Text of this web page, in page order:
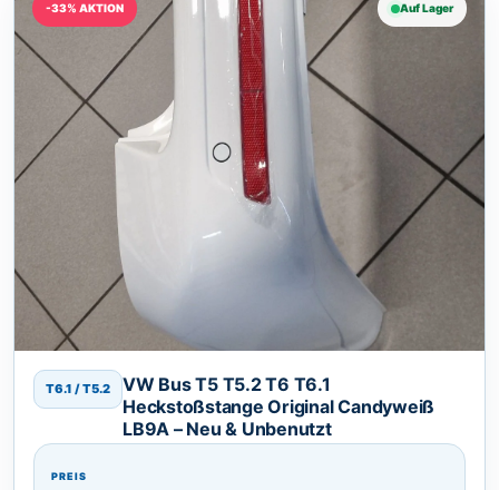
-33% AKTION Auf Lager
T6.1 / T5.2
VW Bus T5 T5.2 T6 T6.1
Heckstoßstange Original Candyweiß
LB9A – Neu & Unbenutzt
PREIS